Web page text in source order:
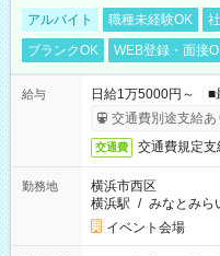
アルバイト 職種未経験OK
ブランクOK
WEB登録・面接
給与
日給1万5000円～ ■
交通費別途支給あ
交通費 交通費規定支
勤務地
横浜市西区
横浜駅 / みなとみら
イベント会場